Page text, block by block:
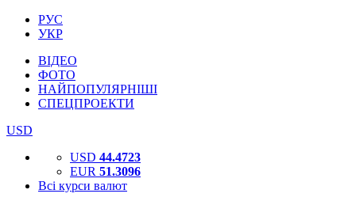
РУС
УКР
ВІДЕО
ФОТО
НАЙПОПУЛЯРНІШІ
СПЕЦПРОЕКТИ
USD
USD 44.4723
EUR 51.3096
Всі курси валют